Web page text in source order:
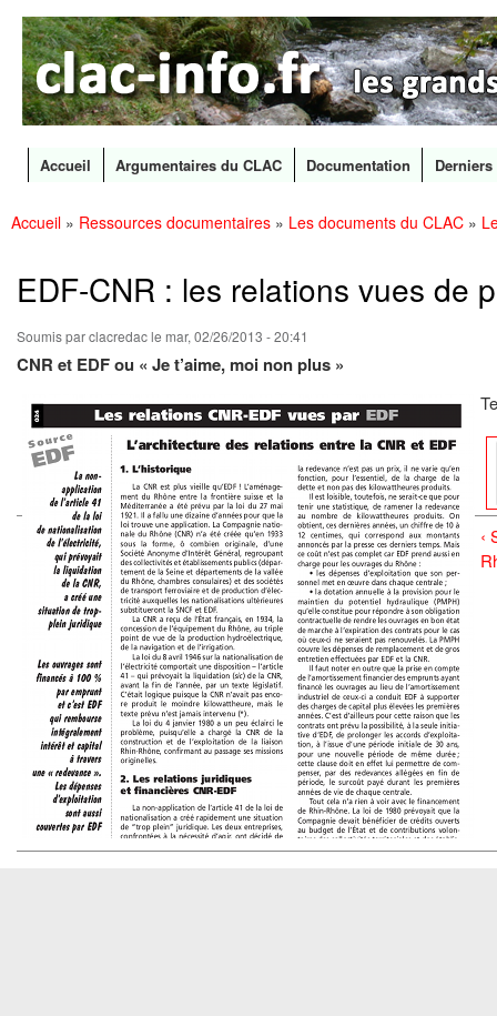
CLAC
Info
Les
grands
canaux
en
Menu principal
Accueil Argumentaires du CLAC Documentation
Accueil » Ressources documentaires » Les documents du CLAC »
EDF-CNR : les relations vues de
Soumis parclacredacle mar, 02/26/2013 - 20:41
CNR et EDF ou « Je t’aime, moi non plus »
‹